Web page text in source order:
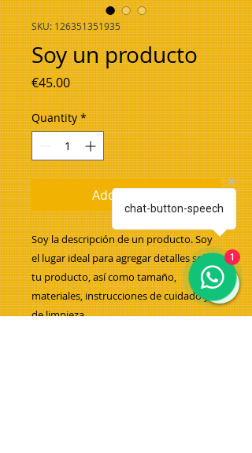
SKU: 126351351935
Soy un producto
€45.00Price
Quantity *
Add to Cart
Soy la descripción de un producto. Soy
el lugar ideal para agregar detalles sobre
tu producto, así como tamaño,
materiales, instrucciones de cuidado y
de limpieza.
chat-button-speech
1